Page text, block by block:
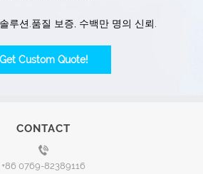
루션.품질 보증, 수백만 명의 신뢰.
Get Custom Quote!
CONTACT
+86 0769-82389116